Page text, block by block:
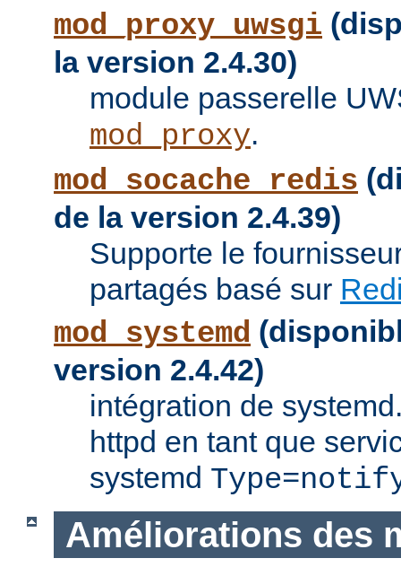
mod_proxy_uwsgi
la version 2.4.30)
module passerelle
mod_proxy.
mod_socache_redis
de la version 2.4.39)
Supporte le
partagés basé sur
mod_systemd
version 2.4.42)
intégration de
httpd en tant que
systemd
Améliorations des